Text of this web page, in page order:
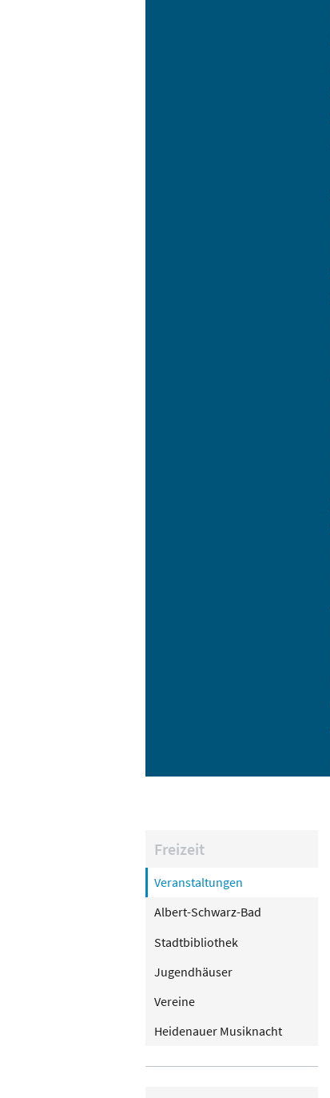
Freizeit
Veranstaltungen
Albert-Schwarz-Bad
Stadtbibliothek
Jugendhäuser
Vereine
Heidenauer Musiknacht